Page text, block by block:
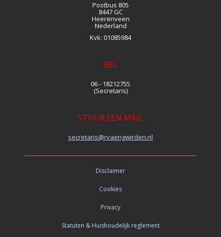
Postbus 805
8447 GC
Heerenveen
Nederland
Kvk: 01085984
BEL
06 - 18212755
(Secretaris)
STUUR EEN MAIL
siraterces@rvaengwirden.nl
Disclaimer
Cookies
Privacy
Statuten & Huishoudelijk reglement